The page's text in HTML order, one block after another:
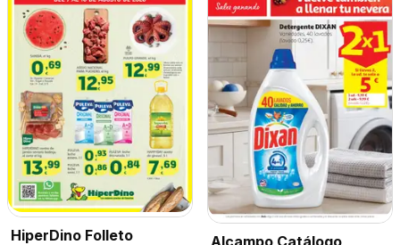
HiperDino Folleto